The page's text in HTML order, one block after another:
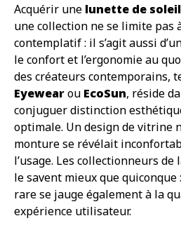
Acquérir une lunette de
une collection ne se limite pas
contemplatif : il s’agit aussi
le confort et l’ergonomie au
des créateurs contemporains,
Eyewearou EcoSun, réside
conjuguer distinction
optimale. Un design de vitrine
monture se révélait
l’usage. Les collectionneurs de
le savent mieux que quiconque
rare se jauge également à la
expérience utilisateur.